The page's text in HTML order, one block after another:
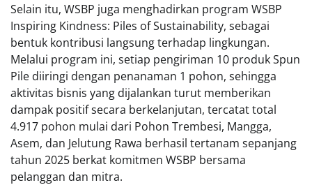
Selain itu, WSBP juga menghadirkan program WSBP
Inspiring Kindness: Piles of Sustainability, sebagai
bentuk kontribusi langsung terhadap lingkungan.
Melalui program ini, setiap pengiriman 10 produk Spun
Pile diiringi dengan penanaman 1 pohon, sehingga
aktivitas bisnis yang dijalankan turut memberikan
dampak positif secara berkelanjutan, tercatat total
4.917 pohon mulai dari Pohon Trembesi, Mangga,
Asem, dan Jelutung Rawa berhasil tertanam sepanjang
tahun 2025 berkat komitmen WSBP bersama
pelanggan dan mitra.